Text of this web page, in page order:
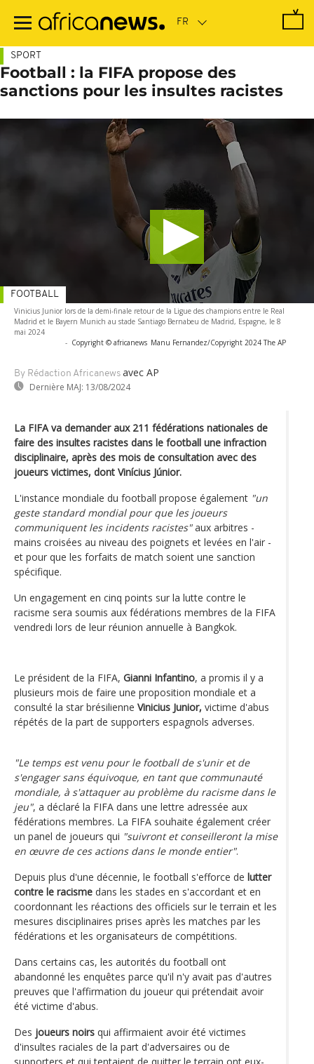
contenu
SPORT
Football : la FIFA propose des
sanctions pour les insultes racistes
Vinicius Junior lors de la demi-finale retour de la Ligue des champions entre le Real
Madrid et le Bayern Munich au stade Santiago Bernabeu de Madrid, Espagne, le 8
mai 2024
- Copyright © africanews Manu Fernandez/Copyright 2024 The AP
By Rédaction Africanews avec AP
Dernière MAJ: 13/08/2024
FOOTBALL
La FIFA va demander aux 211 fédérations nationales de
faire des insultes racistes dans le football une infraction
disciplinaire, après des mois de consultation avec des
joueurs victimes, dont Vinícius Júnior.
L'instance mondiale du football propose également "un
geste standard mondial pour que les joueurs
communiquent les incidents racistes"aux arbitres -
mains croisées au niveau des poignets et levées en l'air -
et pour que les forfaits de match soient une sanction
spécifique.
Un engagement en cinq points sur la lutte contre le
racisme sera soumis aux fédérations membres de la FIFA
vendredi lors de leur réunion annuelle à Bangkok.
Le président de la FIFA, Gianni Infantino, a promis il y a
plusieurs mois de faire une proposition mondiale et a
consulté la star brésilienne Vinicius Junior, victime d'abus
répétés de la part de supporters espagnols adverses.
"Le temps est venu pour le football de s'unir et de
s'engager sans équivoque, en tant que communauté
mondiale, à s'attaquer au problème du racisme dans le
jeu", a déclaré la FIFA dans une lettre adressée aux
fédérations membres. La FIFA souhaite également créer
un panel de joueurs qui "suivront et conseilleront la mise
en œuvre de ces actions dans le monde entier".
Depuis plus d'une décennie, le football s'efforce de lutter
contre le racisme dans les stades en s'accordant et en
coordonnant les réactions des officiels sur le terrain et les
mesures disciplinaires prises après les matches par les
fédérations et les organisateurs de compétitions.
Dans certains cas, les autorités du football ont
abandonné les enquêtes parce qu'il n'y avait pas d'autres
preuves que l'affirmation du joueur qui prétendait avoir
été victime d'abus.
Des joueurs noirs qui affirmaient avoir été victimes
d'insultes raciales de la part d'adversaires ou de